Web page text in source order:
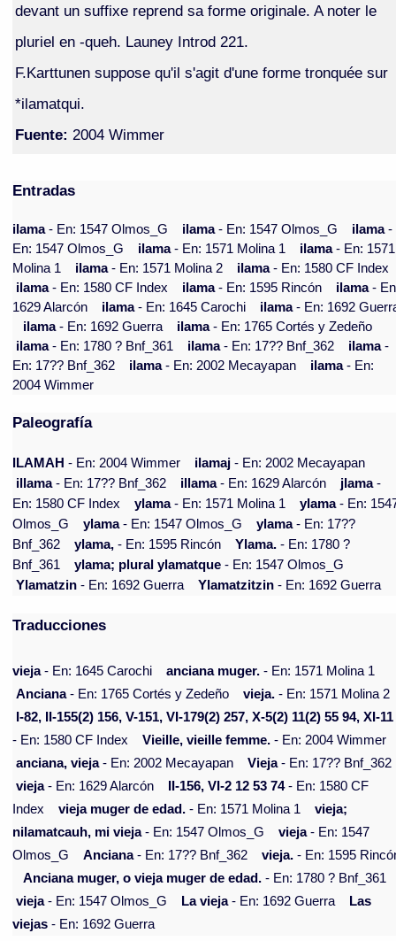
devant un suffixe reprend sa forme originale. A noter le
pluriel en -queh. Launey Introd 221.
F.Karttunen suppose qu'il s'agit d'une forme tronquée sur
*ilamatqui.
Fuente: 2004 Wimmer
Entradas
ilama- En: 1547 Olmos_G ilama- En: 1547 Olmos_G ilama-
En: 1547 Olmos_G
ilama- En: 1571 Molina 1 ilama- En: 1571
Molina 1
ilama- En: 1571 Molina 2 ilama- En: 1580 CF Index
ilama- En: 1580 CF Index ilama- En: 1595 Rincón ilama-
1629 Alarcón
ilama- En: 1645 Carochi ilama- En: 1692
ilama- En: 1692 Guerra ilama- En: 1765 Cortés y Zedeño
ilama- En: 1780 ? Bnf_361 ilama- En: 17?? Bnf_362 ilama-
En: 17?? Bnf_362
ilama- En: 2002 Mecayapan ilama- En:
2004 Wimmer
Paleografía
ILAMAH - En: 2004 Wimmer ilamaj - En: 2002 Mecayapan
illama- En: 17?? Bnf_362 illama- En: 1629 Alarcón jlama-
En: 1580 CF Index
ylama- En: 1571 Molina 1 ylama- En:
Olmos_G
ylama- En: 1547 Olmos_G ylama- En: 17??
Bnf_362
ylama, - En: 1595 Rincón Ylama. - En: 1780 ?
Bnf_361
ylama; plural ylamatque - En: 1547 Olmos_G
Ylamatzin - En: 1692 Guerra Ylamatzitzin - En: 1692 Guerra
Traducciones
vieja- En: 1645 Carochi anciana muger. - En: 1571 Molina 1
Anciana- En: 1765 Cortés y Zedeño vieja. - En: 1571 Molina 2
I-82, II-155(2) 156, V-151, VI-179(2) 257, X-5(2) 11(2) 55 94, XI-11
- En: 1580 CF Index
Vieille, vieille femme. - En: 2004 Wimmer
anciana, vieja- En: 2002 Mecayapan Vieja- En: 17?? Bnf_362
vieja- En: 1629 Alarcón II-156, VI-2 12 53 74- En: 1580 CF
Index
vieja muger de edad. - En: 1571 Molina 1
vieja;
nilamatcauh, mi vieja- En: 1547 Olmos_G vieja- En: 1547
Olmos_G
Anciana- En: 17?? Bnf_362 vieja. - En: 1595
Anciana muger, o vieja muger de edad. - En: 1780 ? Bnf_361
vieja- En: 1547 Olmos_G La vieja- En: 1692 Guerra
Las
viejas - En: 1692 Guerra